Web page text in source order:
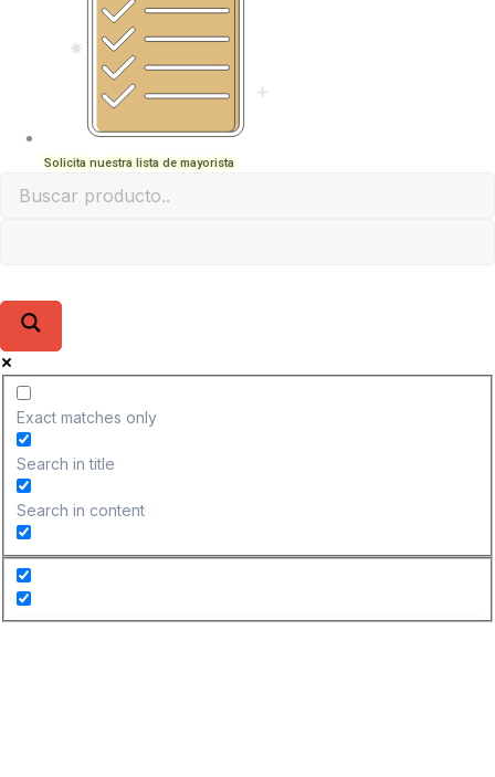
Solicita nuestra lista de mayorista
Exact matches only
Search in title
Search in content